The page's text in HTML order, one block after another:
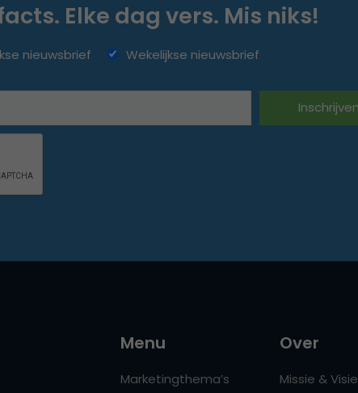
Elke dag vers. Mis niks!
nieuwsbrief Wekelijkse nieuwsbrief
Menu
Marketingthema’s
Over
Missie & Visie